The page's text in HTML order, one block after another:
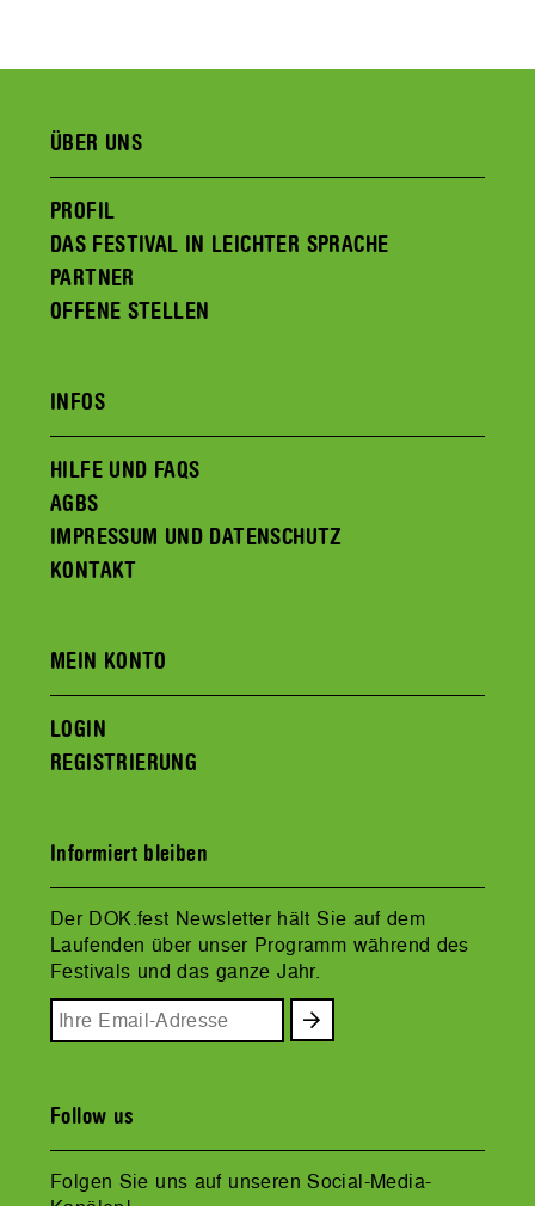
ÜBER UNS
PROFIL
DAS FESTIVAL IN LEICHTER SPRACHE
PARTNER
OFFENE STELLEN
INFOS
HILFE UND FAQS
AGBS
IMPRESSUM UND DATENSCHUTZ
KONTAKT
MEIN KONTO
LOGIN
REGISTRIERUNG
Informiert bleiben
Der DOK.fest Newsletter hält Sie auf dem
Laufenden über unser Programm während des
Festivals und das ganze Jahr.
Follow us
Folgen Sie uns auf unseren Social-Media-